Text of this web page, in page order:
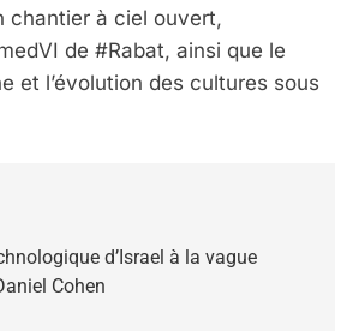
chantier à ciel ouvert,
de #Rabat, ainsi que le
et l’évolution des cultures sous
d’Israel à la vague
Cohen
De Tadla Azilal Consacrés